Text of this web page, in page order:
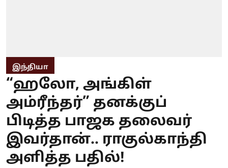
இந்தியா
“ஹலோ, அங்கிள்
அம்ரீந்தர்” தனக்குப்
பிடித்த பாஜக தலைவர்
இவர்தான்.. ராகுல்காந்தி
அளித்த பதில்!